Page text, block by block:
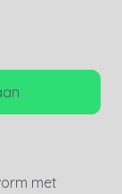
met